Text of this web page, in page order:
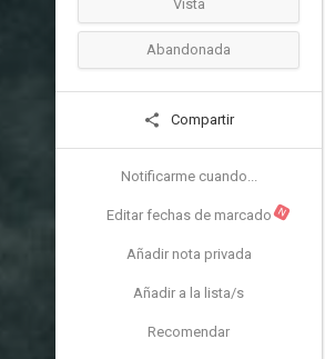
Vista
Abandonada
Compartir
Notificarme cuando...
Editar fechas de marcado N
Añadir nota privada
Añadir a la lista/s
Recomendar